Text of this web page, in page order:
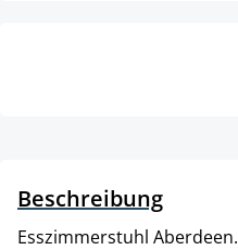
Beschreibung
Esszimmerstuhl